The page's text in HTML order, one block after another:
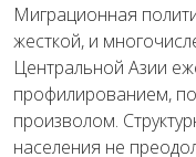
Миграционная
жесткой, и
Центральной Азии
профилированием,
произволом.
населения не